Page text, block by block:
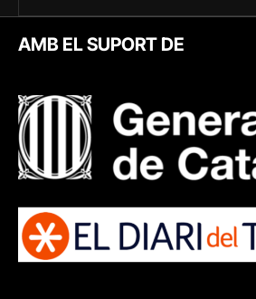
AMB EL SUPORT DE